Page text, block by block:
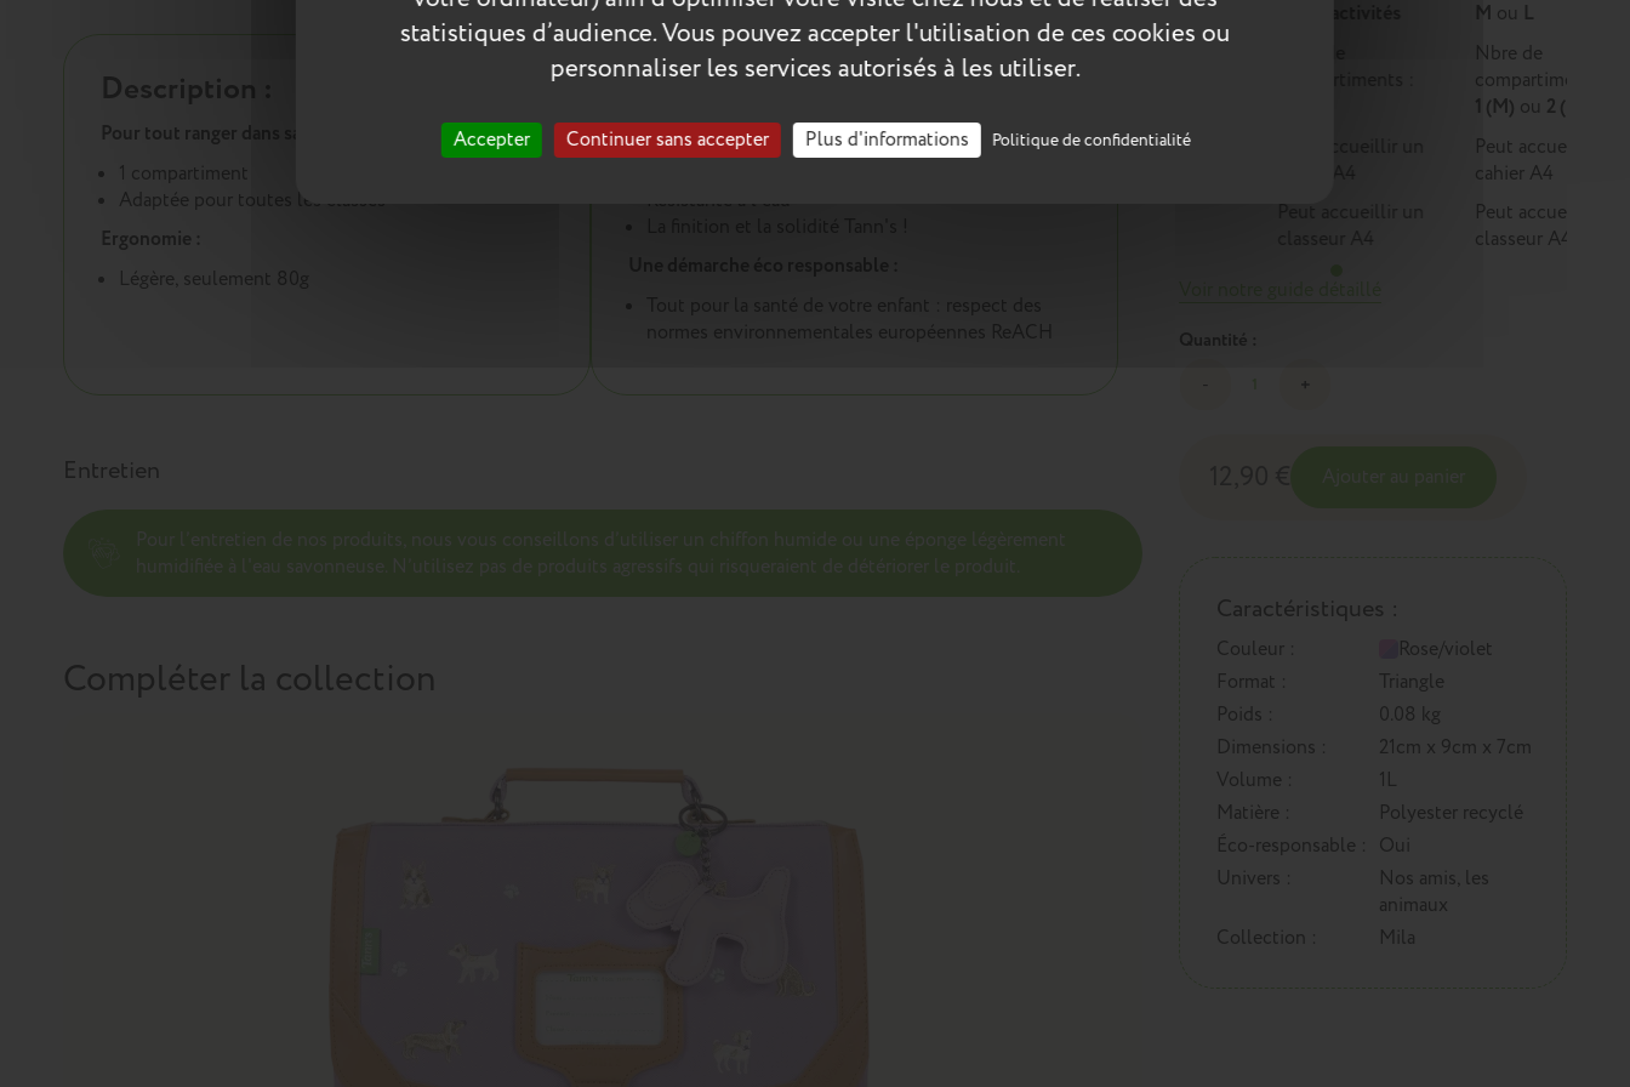
statistiques d’audience. Vous pouvez accepter l'utilisation de ces cookies ou
personnaliser les services autorisés à les utiliser.
Accepter Continuer sans accepter Plus d'informations Politique de confidentialité
Peut accueillir un
M ou L
Nbre de
compartiments :
1 (M) ou 2 (L)
Peut accueillir un
cahier A4
Peut accueillir un
classeur A4
Quantité :
Caractéristiques :
Couleur :
Rose/violet
Format :
Triangle
Poids :
0.08 kg
Dimensions :
21cm x 9cm x 7cm
Volume :
1L
Matière :
Polyester recyclé
Éco-responsable : Oui
Univers :
Nos amis, les
animaux
Collection :
Mila
Description :
Pour tout ranger dans sa trousse :
1 compartiment
Adaptée pour toutes les classes
Ergonomie :
Légère, seulement 80g
Les plus du produit :
Une trousse conçue pour durer :
Résistante à l'eau
normes environnementales européennes ReACH
Entretien
Compléter la collection